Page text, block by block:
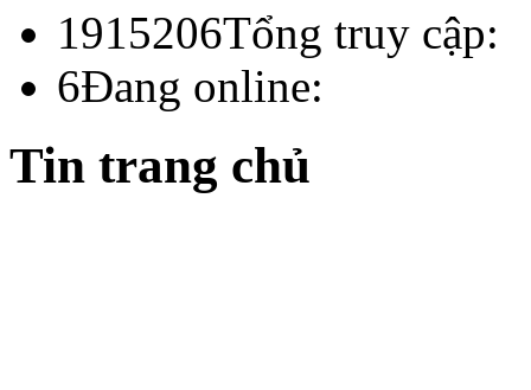
1915206Tổng truy cập:
6Đang online:
Tin trang chủ